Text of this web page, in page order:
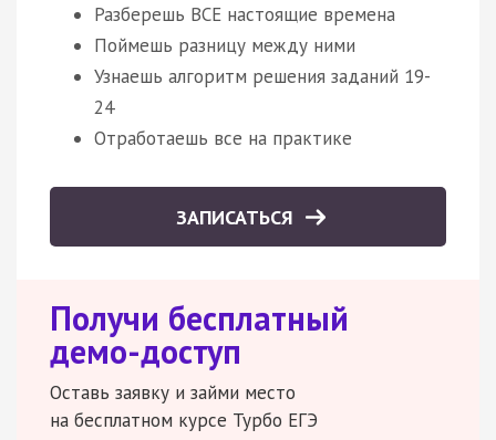
Разберешь ВСЕ настоящие времена
Поймешь разницу между ними
Узнаешь алгоритм решения заданий 19-
24
Отработаешь все на практике
ЗАПИСАТЬСЯ
Получи бесплатный
демо-доступ
Оставь заявку и займи место
на бесплатном курсе Турбо ЕГЭ